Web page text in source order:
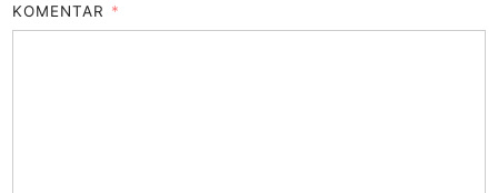
KOMENTAR *